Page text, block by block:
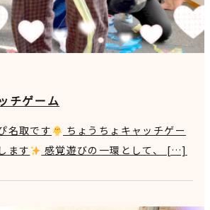
チゲーム
名取です
ちょうちょキャッチゲー
ます
感覚遊びの一環として、 […]